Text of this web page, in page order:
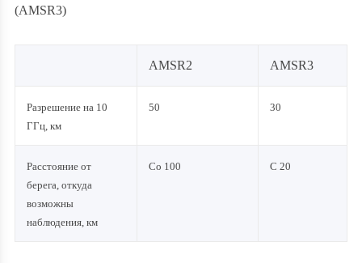
(AMSR3)
AMSR2 AMSR3
Разрешение на 10
ГГц, км
50 30
Расстояние от
берега, откуда
возможны
наблюдения, км
Со 100 С 20